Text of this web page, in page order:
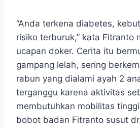
“Anda terkena diabetes,
risiko terburuk,” kata Fitranto
ucapan doker. Cerita itu
gampang lelah, sering
rabun yang dialami ayah 2
terganggu karena aktivitas
membutuhkan mobilitas
bobot badan Fitranto susut